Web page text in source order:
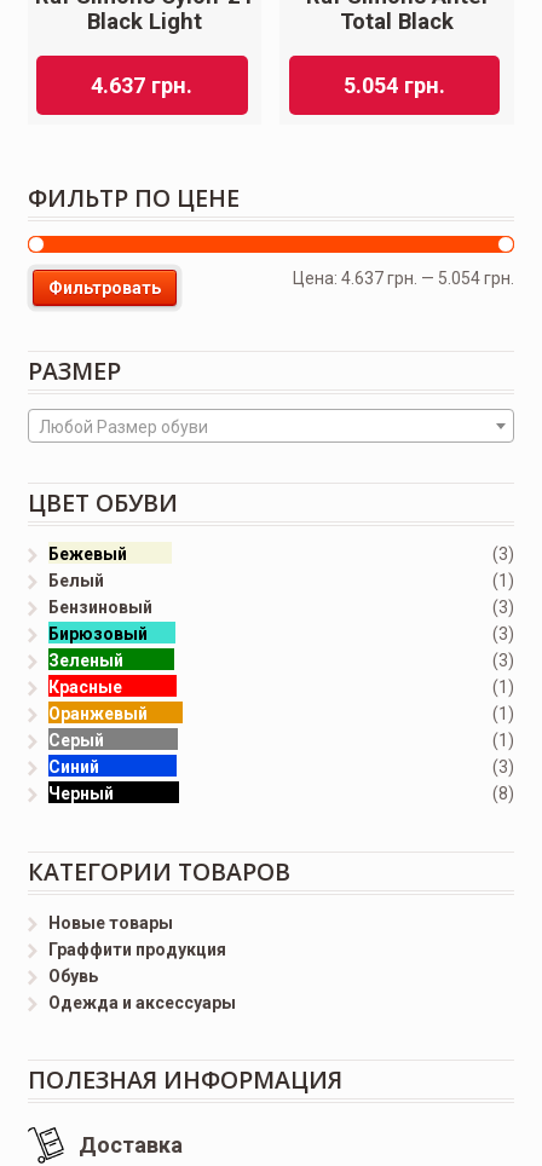
Black Light
4.637 грн.
Total Black
5.054 грн.
ФИЛЬТР ПО ЦЕНЕ
Фильтровать
Цена:4.637 грн. — 5.054 грн.
РАЗМЕР
Любой Размер обуви
ЦВЕТ ОБУВИ
Бежевый
(3)
Белый
(1)
Бензиновый
(3)
Бирюзовый
(3)
Зеленый
(3)
Красные
(1)
Оранжевый
(1)
Серый
(1)
Синий
(3)
Черный
(8)
КАТЕГОРИИ ТОВАРОВ
Новые товары
Граффити продукция
Обувь
Одежда и аксессуары
ПОЛЕЗНАЯ ИНФОРМАЦИЯ
Доставка